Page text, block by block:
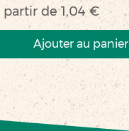
partir de1,04 €
promotionnel
Ajouter au panier